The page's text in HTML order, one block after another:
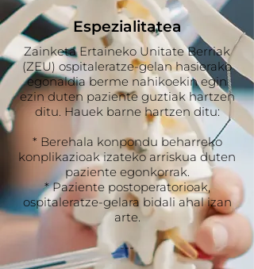
Espezialitatea
Zainketa Ertaineko Unitate Berriak
(ZEU) ospitaleratze-gelan hasierako
egonaldia berme nahikoekin egin
ezin duten paziente guztiak hartzen
ditu. Hauek barne hartzen ditu:
* Berehala konpondu beharreko
konplikazioak izateko arriskua duten
paziente egonkorrak.
* Paziente postoperatorioak,
ospitaleratze-gelara bidali ahal izan
arte.
---